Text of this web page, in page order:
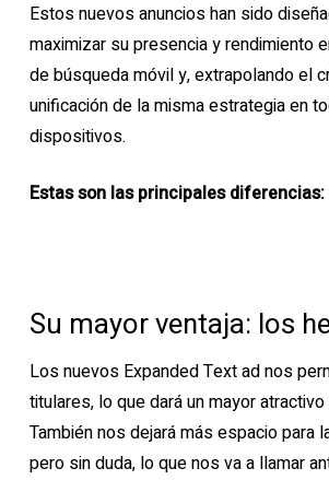
Estos nuevos anuncios han sido
maximizar su presencia y rendimiento
de búsqueda móvil y, extrapolando el
unificación de la misma estrategia en
dispositivos.
Estas son las principales diferencias:
Su mayor ventaja: los
Los nuevos Expanded Text ad nos
titulares, lo que dará un mayor atractivo
También nos dejará más espacio para
pero sin duda, lo que nos va a llamar